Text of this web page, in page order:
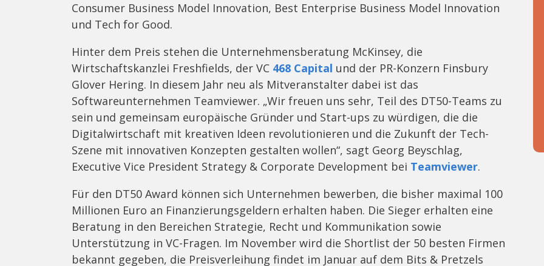
Consumer Business Model Innovation, Best Enterprise Business Model Innovation
und Tech for Good.
Hinter dem Preis stehen die Unternehmensberatung McKinsey, die
Wirtschaftskanzlei Freshfields, der VC 468 Capital und der PR-Konzern Finsbury
Glover Hering. In diesem Jahr neu als Mitveranstalter dabei ist das
Softwareunternehmen Teamviewer. „Wir freuen uns sehr, Teil des DT50-Teams zu
sein und gemeinsam europäische Gründer und Start-ups zu würdigen, die die
Digitalwirtschaft mit kreativen Ideen revolutionieren und die Zukunft der Tech-
Szene mit innovativen Konzepten gestalten wollen“, sagt Georg Beyschlag,
Executive Vice President Strategy & Corporate Development bei Teamviewer.
Für den DT50 Award können sich Unternehmen bewerben, die bisher maximal 100
Millionen Euro an Finanzierungsgeldern erhalten haben. Die Sieger erhalten eine
Beratung in den Bereichen Strategie, Recht und Kommunikation sowie
Unterstützung in VC-Fragen. Im November wird die Shortlist der 50 besten Firmen
bekannt gegeben, die Preisverleihung findet im Januar auf dem Bits & Pretzels